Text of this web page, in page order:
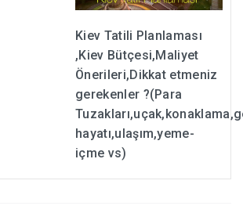
Kiev Tatili Planlaması
,Kiev Bütçesi,Maliyet
Önerileri,Dikkat etmeniz
gerekenler ?(Para
hayatı,ulaşım,yeme-
içme vs)